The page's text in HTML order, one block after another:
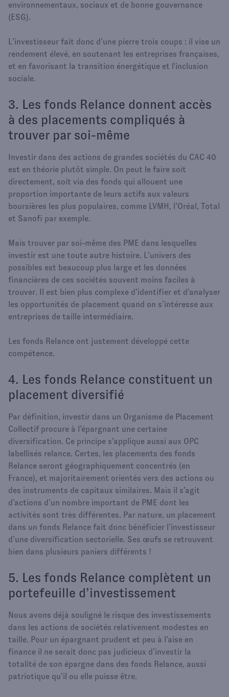
environnementaux, sociaux et de bonne gouvernance
(ESG).
L’investisseur fait donc d’une pierre trois coups : il vise un
rendement élevé, en soutenant les entreprises françaises,
et en favorisant la transition énergétique et l'inclusion
sociale.
3. Les fonds Relance donnent accès
à des placements compliqués à
trouver par soi-même
Investir dans des actions de grandes sociétés du CAC 40
est en théorie plutôt simple. On peut le faire soit
directement, soit via des fonds qui allouent une
proportion importante de leurs actifs aux valeurs
boursières les plus populaires, comme LVMH, l’Oréal, Total
et Sanofi par exemple.
Mais trouver par soi-même des PME dans lesquelles
investir est une toute autre histoire. L’univers des
possibles est beaucoup plus large et les données
financières de ces sociétés souvent moins faciles à
trouver. Il est bien plus complexe d’identifier et d’analyser
les opportunités de placement quand on s’intéresse aux
entreprises de taille intermédiaire.
Les fonds Relance ont justement développé cette
compétence.
4. Les fonds Relance constituent un
placement diversifié
Par définition, investir dans un Organisme de Placement
Collectif procure à l’épargnant une certaine
diversification. Ce principe s’applique aussi aux OPC
labellisés relance. Certes, les placements des fonds
Relance seront géographiquement concentrés (en
France), et majoritairement orientés vers des actions ou
des instruments de capitaux similaires. Mais il s’agit
d’actions d’un nombre important de PME dont les
activités sont très différentes. Par nature, un placement
dans un fonds Relance fait donc bénéficier l’investisseur
d’une diversification sectorielle. Ses œufs se retrouvent
bien dans plusieurs paniers différents !
5. Les fonds Relance complètent un
portefeuille d’investissement
Nous avons déjà souligné le risque des investissements
dans les actions de sociétés relativement modestes en
taille. Pour un épargnant prudent et peu à l’aise en
finance il ne serait donc pas judicieux d’investir la
totalité de son épargne dans des fonds Relance, aussi
patriotique qu’il ou elle puisse être.